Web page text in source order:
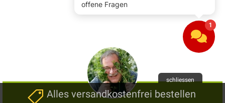
schliessen
Alles versandkostenfrei bestellen